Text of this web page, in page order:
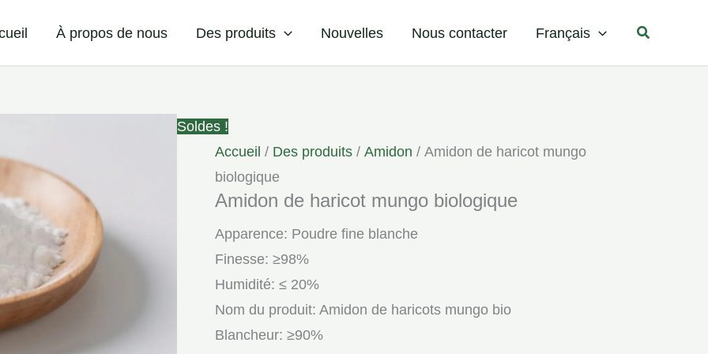
À propos de nous Des produits Nouvelles Nous contacter Français
Soldes !
Accueil / Des produits / Amidon / Amidon de haricot mungo
biologique
Amidon de haricot mungo biologique
Apparence: Poudre fine blanche
Finesse: ≥98%
Humidité: ≤ 20%
Nom du produit: Amidon de haricots mungo bio
Blancheur: ≥90%